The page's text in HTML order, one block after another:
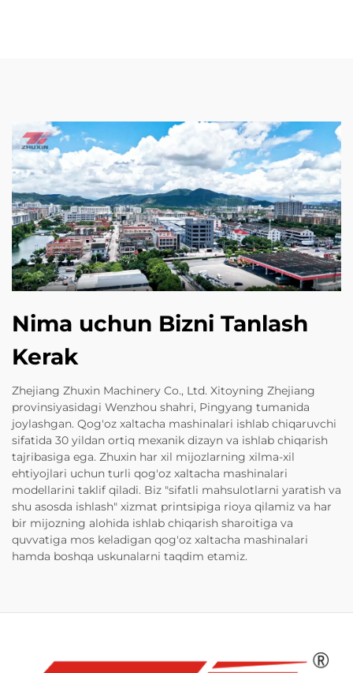
Nima uchun Bizni Tanlash
Kerak
Zhejiang Zhuxin Machinery Co., Ltd. Xitoyning Zhejiang
provinsiyasidagi Wenzhou shahri, Pingyang tumanida
joylashgan. Qog'oz xaltacha mashinalari ishlab chiqaruvchi
sifatida 30 yildan ortiq mexanik dizayn va ishlab chiqarish
tajribasiga ega. Zhuxin har xil mijozlarning xilma-xil
ehtiyojlari uchun turli qog'oz xaltacha mashinalari
modellarini taklif qiladi. Biz "sifatli mahsulotlarni yaratish va
shu asosda ishlash" xizmat printsipiga rioya qilamiz va har
bir mijozning alohida ishlab chiqarish sharoitiga va
quvvatiga mos keladigan qog'oz xaltacha mashinalari
hamda boshqa uskunalarni taqdim etamiz.